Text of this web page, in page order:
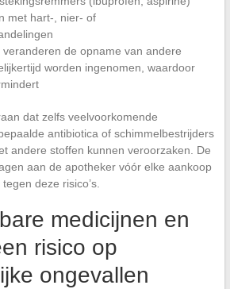
met hart-, nier- of
de opname van andere
worden ingenomen, waardoor
dat zelfs veelvoorkomende
antibiotica of schimmelbestrijders
andere stoffen kunnen veroorzaken. De
aan de apotheker vóór elke aankoop
deze risico’s.
medicijnen en
risico op
ongevallen